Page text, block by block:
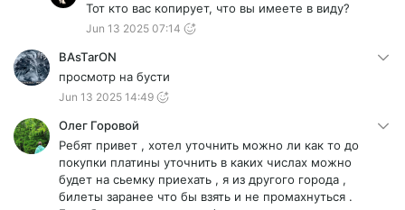
Тот кто вас копирует, что вы имеете в виду?
Jun 13 2025 07:14
BAsTarON
просмотр на бусти
Jun 13 2025 14:49
Олег Горовой
Ребят привет , хотел уточнить можно ли как то до
покупки платины уточнить в каких числах можно
будет на сьемку приехать , я из другого города ,
билеты заранее что бы взять и не промахнуться .